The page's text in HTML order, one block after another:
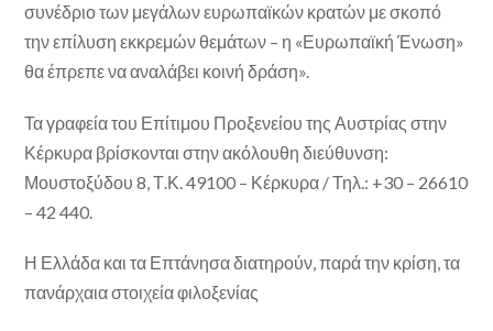
συνέδριο των μεγάλων ευρωπαϊκών κρατών με σκοπό
την επίλυση εκκρεμών θεμάτων – η «Ευρωπαϊκή Ένωση»
θα έπρεπε να αναλάβει κοινή δράση».
Τα γραφεία του Επίτιμου Προξενείου της Αυστρίας στην
Κέρκυρα βρίσκονται στην ακόλουθη διεύθυνση:
Μουστοξύδου 8, Τ.Κ. 49100 – Κέρκυρα / Τηλ.: +30 – 26610
– 42 440.
Η Ελλάδα και τα Επτάνησα διατηρούν, παρά την κρίση, τα
πανάρχαια στοιχεία φιλοξενίας